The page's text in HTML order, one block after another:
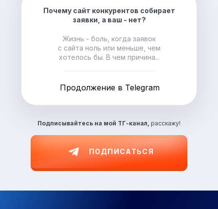
Подписывайтесь на мой ТГ-канал, расскажу!
ПОДПИСАТЬСЯ
Почему сайт конкурентов собирает
заявки, а ваш - нет?
Жизнь - боль, когда заявок
с сайта ноль или меньше, чем
хотелось бы. В чем причина...
Продолжение в Telegram